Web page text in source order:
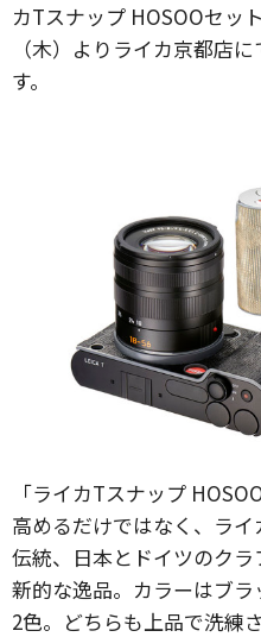
カTスナップ HOSOOセッ
（木）よりライカ京都店
す。
「ライカTスナップ
高めるだけではなく、ラ
伝統、日本とドイツのク
新的な逸品。カラーはブ
2色。どちらも上品で洗練